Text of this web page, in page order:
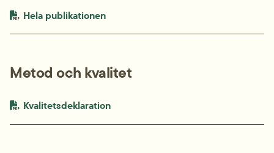
PDF-fil.
Hela publikationenpdf, 1.2 MB.
Metod och kvalitet
PDF-fil.
Kvalitetsdeklarationpdf, 167.4 kB.